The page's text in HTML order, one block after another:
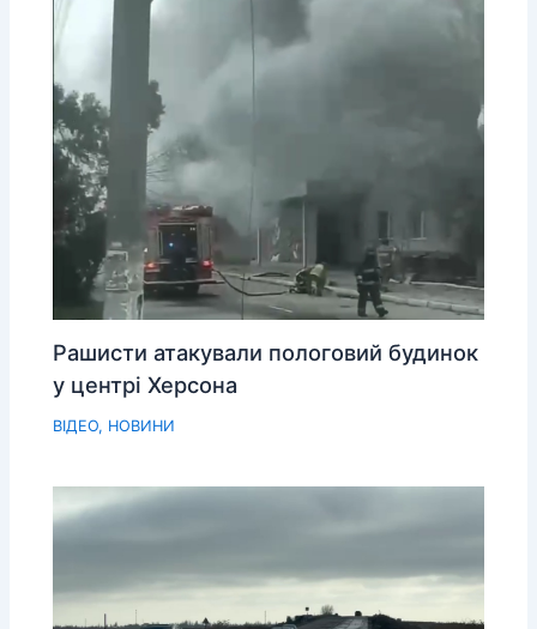
Рашисти атакували пологовий будинок
у центрі Херсона
ВІДЕО, НОВИНИ